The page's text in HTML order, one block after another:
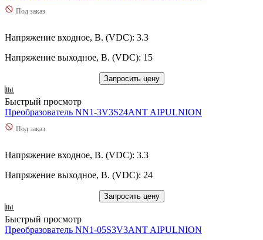
Под заказ
Напряжение входное, В. (VDC): 3.3
Напряжение выходное, В. (VDC): 15
Запросить цену
Быстрый просмотр
Преобразователь NN1-3V3S24ANT AIPULNION
Под заказ
Напряжение входное, В. (VDC): 3.3
Напряжение выходное, В. (VDC): 24
Запросить цену
Быстрый просмотр
Преобразователь NN1-05S3V3ANT AIPULNION